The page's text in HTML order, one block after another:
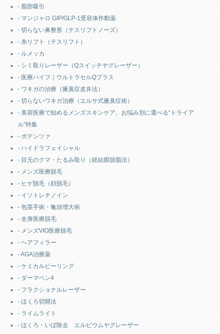
- 脂肪吸引
- マンジャロ GIP/GLP-1受容体作動薬
- 切らない鼻整形（テスリフトノーズ）
- 糸リフト（テスリフト）
- ルメッカ
- シミ取りレーザー（Qスイッチヤグレーザー）
- 医療ハイフ｜ウルトラセルQプラス
- ワキガの治療（腋臭症皮弁法）
- 切らないワキガ治療（エルサ式腋臭症術）
- 美容医療で始めるメンズスキンケア。お悩み別に選べる“トライア
ル”特集
- ポテンツァ
- ハイドラフェイシャル
- 目元のクマ・たるみ取り（経結膜脱脂法）
- メンズ医療脱毛
- ヒゲ脱毛（顔脱毛）
- イソトレチノイン
- 包茎手術・亀頭増大術
- 全身医療脱毛
- メンズVIO医療脱毛
- ヘアフィラー
- AGA治療薬
- ケミカルピーリング
- ダーマペン4
- フラクショナルレーザー
- ほくろ切開法
- ライムライト
- ほくろ・いぼ除去 エルビウムヤグレーザー